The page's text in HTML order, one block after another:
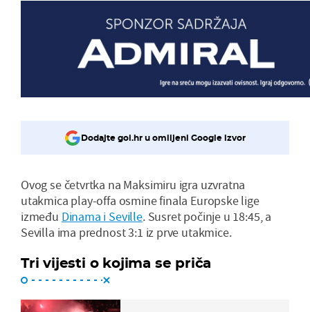
Dodajte gol.hr u omiljeni Google izvor
Ovog se četvrtka na Maksimiru igra uzvratna
utakmica play-offa osmine finala Europske lige
između Dinama i Seville. Susret počinje u 18:45, a
Sevilla ima prednost 3:1 iz prve utakmice.
Tri vijesti o kojima se priča